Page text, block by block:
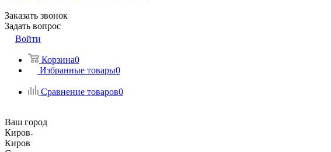
Заказать звонок
Задать вопрос
Войти
Корзина0
Избранные товары0
Сравнение товаров0
Ваш город
Киров
Киров